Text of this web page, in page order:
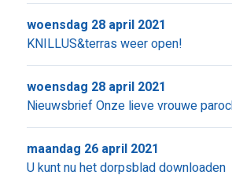
KNILLUS&terras weer open!
woensdag 28 april 2021
Nieuwsbrief Onze lieve vrouwe
woensdag 28 april 2021
U kunt nu het dorpsblad downloaden
maandag 26 april 2021